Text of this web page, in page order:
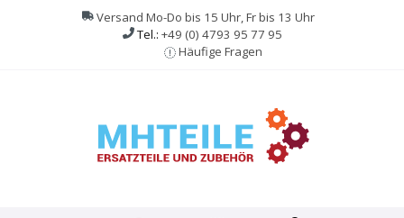
springen
Versand Mo-Do bis 15 Uhr, Fr bis 13 Uhr
Tel.: +49 (0) 4793 95 77 95
Häufige Fragen